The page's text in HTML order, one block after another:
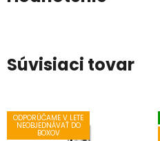
Súvisiaci tovar
ODPORÚČAME V LETE
NEOBJEDNÁVAŤ DO
BOXOV